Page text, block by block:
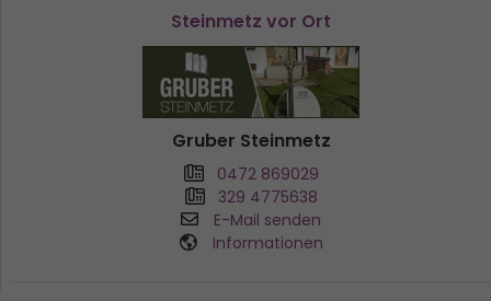
Steinmetz vor Ort
Gruber Steinmetz
0472 869029
329 4775638
E-Mail senden
Informationen